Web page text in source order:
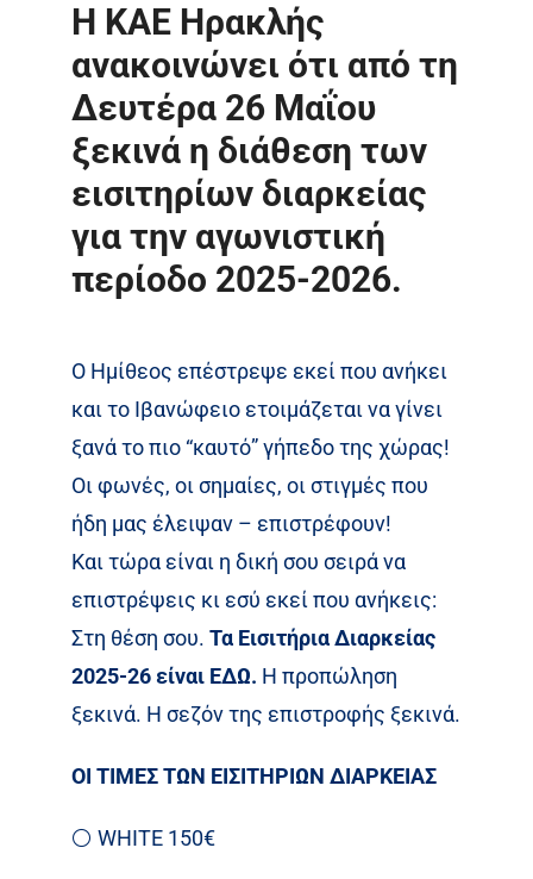
Η ΚΑΕ Ηρακλής
ανακοινώνει ότι από τη
Δευτέρα 26 Μαΐου
ξεκινά η διάθεση των
εισιτηρίων διαρκείας
για την αγωνιστική
περίοδο 2025-2026.
Ο Ημίθεος επέστρεψε εκεί που ανήκει
και το Ιβανώφειο ετοιμάζεται να γίνει
ξανά το πιο “καυτό” γήπεδο της χώρας!
Οι φωνές, οι σημαίες, οι στιγμές που
ήδη μας έλειψαν – επιστρέφουν!
Και τώρα είναι η δική σου σειρά να
επιστρέψεις κι εσύ εκεί που ανήκεις:
Στη θέση σου. Τα Εισιτήρια Διαρκείας
2025-26 είναι ΕΔΩ. Η προπώληση
ξεκινά. Η σεζόν της επιστροφής ξεκινά.
ΟΙ ΤΙΜΕΣ ΤΩΝ ΕΙΣΙΤΗΡΙΩΝ ΔΙΑΡΚΕΙΑΣ
⚪️ WHITE 150€